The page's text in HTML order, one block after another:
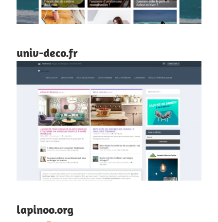
univ-deco.fr
lapinoo.org